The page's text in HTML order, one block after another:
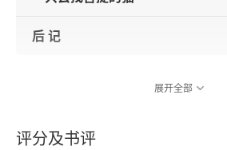
后 记
展开全部
评分及书评